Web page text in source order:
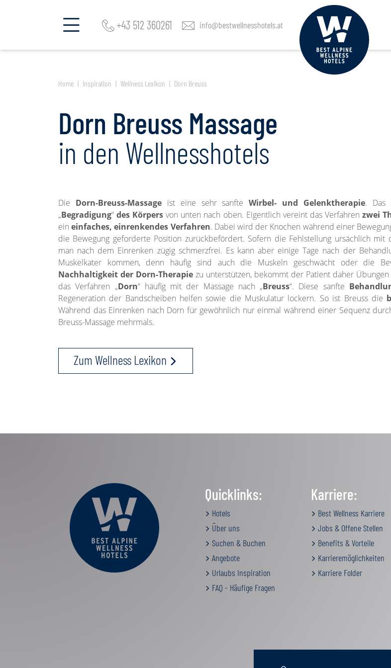
+43 512 360261 info@bestwellnesshotels.at
Home Inspiration Wellness Lexikon Dorn Breuss
Dorn Breuss Massage
in den Wellnesshotels
Die Dorn-Breuss-Massageist eine sehr sanfteWirbel- und Gelenktherapie. Das
„Begradigung“ des Körpers von unten nach oben. Eigentlich vereint das Verfahren zwei
eineinfaches, einrenkendes Verfahren. Dabei wird der Knochen während einer
die Bewegung geforderte Position zurückbefördert. Sofern die Fehlstellung ursächlich mit
man nach dem Einrenken zügig schmerzfrei. Es kann aber einige Tage nach der
Muskelkater kommen, denn häufig sind auch die Muskeln geschwächt oder die
Nachhaltigkeit der Dorn-Therapiezu unterstützen, bekommt der Patient daher
das Verfahren „Dorn“ häufig mit der Massage nach „Breuss“. Diese sanfte
Regeneration der Bandscheiben helfen sowie die Muskulatur lockern. So ist Breuss die
Während das Einrenken nach Dorn für gewöhnlich nur einmal während einer Sequenz
Breuss-Massage mehrmals.
Zum Wellness Lexikon
Quicklinks:
Hotels
Über uns
Suchen & Buchen
Angebote
Urlaubs Inspiration
FAQ - Häufige Fragen
Karriere:
Best Wellness Karriere
Jobs & Offene Stellen
Benefits & Vorteile
Karrieremöglichkeiten
Karriere Folder